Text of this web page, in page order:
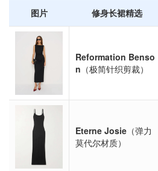
图片 修身长裙精选
Reformation Benso
n （极简针织剪裁）
Eterne Josie （弹力
莫代尔材质）